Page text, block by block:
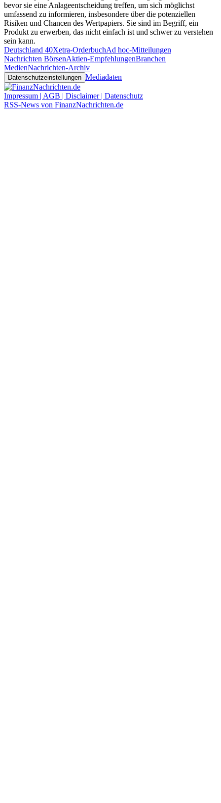
bevor sie eine Anlageentscheidung treffen, um sich möglichst
umfassend zu informieren, insbesondere über die potenziellen
Risiken und Chancen des Wertpapiers. Sie sind im Begriff, ein
Produkt zu erwerben, das nicht einfach ist und schwer zu verstehen
sein kann.
Deutschland 40Xetra-OrderbuchAd hoc-Mitteilungen
Nachrichten BörsenAktien-EmpfehlungenBranchen
MedienNachrichten-Archiv
Datenschutzeinstellungen Mediadaten
Impressum | AGB | Disclaimer | Datenschutz
RSS-News von FinanzNachrichten.de